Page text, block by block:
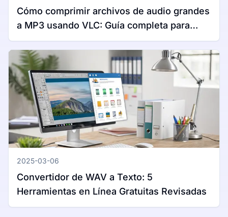
Cómo comprimir archivos de audio grandes
a MP3 usando VLC: Guía completa para
Windows y Mac
2025-03-06
Convertidor de WAV a Texto: 5
Herramientas en Línea Gratuitas Revisadas